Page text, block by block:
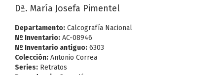
Dª. María Josefa Pimentel
Departamento: Calcografía Nacional
Nº Inventario: AC-08946
Nº Inventario antiguo: 6303
Colección: Antonio Correa
Series: Retratos